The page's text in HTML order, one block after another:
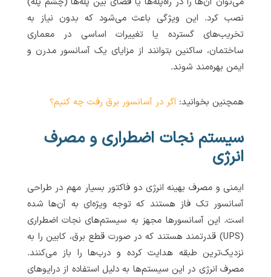
نصب کرد. این ویژگی باعث می‌شود که بدون نیاز به
تخریب‌های گسترده یا تغییرات اساسی در معماری
ساختمان، ساکنین بتوانند از مزایای یک آسانسور مدرن و
ایمن بهره‌مند شوند.
همچنین بخوانید: اگر در آسانسور برق رفت چه کنیم؟
سیستم نجات اضطراری و مصرف
انرژی
ایمنی و مصرف بهینه انرژی دو فاکتور بسیار مهم در طراحی
آسانسور تک فاز هستند که توجه ویژه‌ای به آن‌ها شده
است. این آسانسورها مجهز به سیستم‌های نجات اضطراری
(UPS) قدرتمند هستند که در صورت قطع برق، کابین را به
نزدیک‌ترین طبقه هدایت کرده و درب‌ها را باز می‌کنند.
مصرف انرژی در این سیستم‌ها به دلیل استفاده از درایوهای